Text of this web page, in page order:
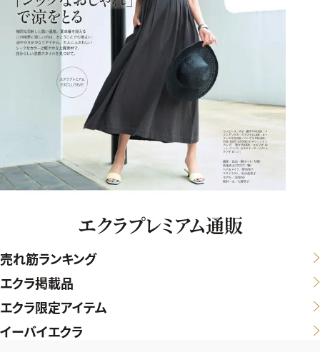
エクラプレミアム通販
売れ筋ランキング
エクラ掲載品
エクラ限定アイテム
イーバイエクラ